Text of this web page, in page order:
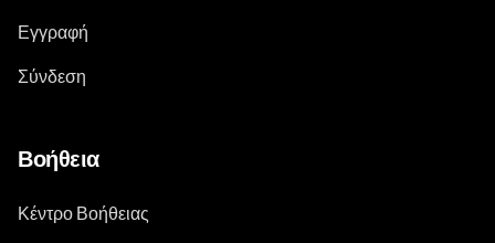
Εγγραφή
Σύνδεση
Βοήθεια
Κέντρο Βοήθειας